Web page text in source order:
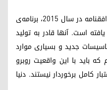
گروسی افزود: «از زمان امضای توافقنامه در سال ۲۰۱۵، برنامه‌ی
است. آنها قادر به تولید
جدید و بسیاری موارد
باید با این واقعیت روبرو
کامل برخوردار نیستند. دنیا